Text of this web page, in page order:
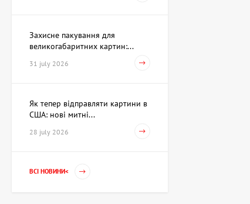
Акварель Змова Амура та
Венери, художник Павлов
Захисне пакування для
великогабаритних картин:...
31 july 2026
Як тепер відправляти картини в
США: нові митні...
28 july 2026
ВСІ НОВИНИ<